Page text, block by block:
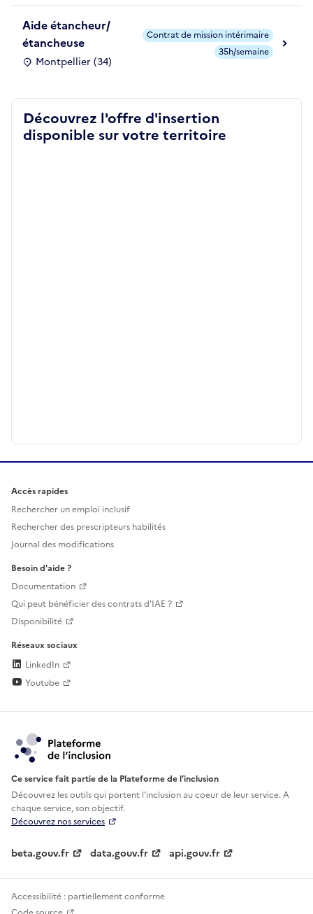
Aide étancheur/
étancheuse
Montpellier (34)
Contrat de mission intérimaire
35h/semaine
Découvrez l'offre d'insertion
disponible sur votre territoire
Accès rapides
Rechercher un emploi inclusif
Rechercher des prescripteurs habilités
Journal des modifications
Besoin d'aide ?
Documentation
Qui peut bénéficier des contrats d'IAE ?
Disponibilité
Réseaux sociaux
LinkedIn
Youtube
Ce service fait partie de la Plateforme de l’inclusion
Découvrez les outils qui portent l'inclusion aucoeur de leur service. A
chaque service, son objectif.
Découvrez nos services
beta.gouv.fr data.gouv.fr api.gouv.fr
Accessibilité : partiellement conforme